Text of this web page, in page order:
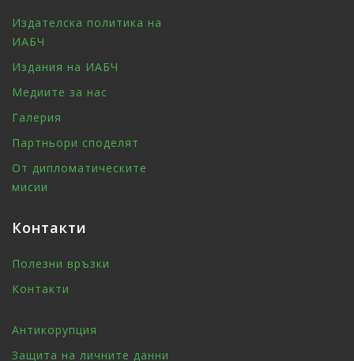
Издателска политика на
ИАБЧ
Издания на ИАБЧ
Медиите за нас
Галерия
Партньори споделят
От дипломатическите
мисии
Контакти
Полезни връзки
Контакти
Антикорупция
Защита на личните данни